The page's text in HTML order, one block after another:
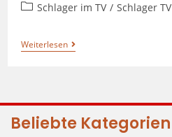
Schlager im TV / Schlager TV
Weiterlesen
Beliebte Kategorien